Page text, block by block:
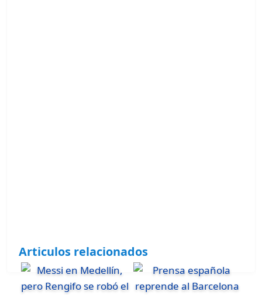
Articulos relacionados